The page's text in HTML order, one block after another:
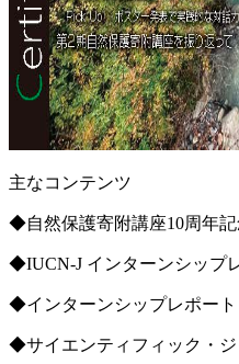
主なコンテンツ
◆自然保護寄附講座10周年
◆IUCN-J インターンシップ
◆インターンシップレポート
◆サイエンティフィック・ジ